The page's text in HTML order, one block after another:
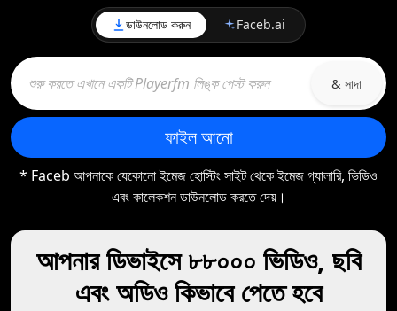
ডাউনলোড করুন Faceb.ai
& সাদা
ফাইল আনো
* Faceb আপনাকে যেকোনো ইমেজ হোস্টিং সাইট থেকে ইমেজ গ্যালারি, ভিডিও
এবং কালেকশন ডাউনলোড করতে দেয়।
আপনার ডিভাইসে ৮৮০০০ ভিডিও, ছবি
এবং অডিও কিভাবে পেতে হবে